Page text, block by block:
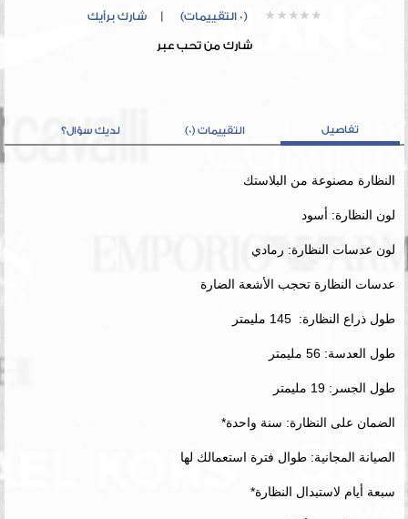
(0 التقييمات) |شارك برأيك
شارك من تحب عبر
تفاصيل التقييمات (0) لديك سؤال؟
النظارة مصنوعة من البلاستك
لون النظارة: أسود
لون عدسات النظارة: رمادي
عدسات النظارة تحجب الأشعة الضارة
طول ذراع النظارة: 145 مليمتر
طول العدسة: 56 مليمتر
طول الجسر: 19 مليمتر
الضمان على النظارة: سنة واحدة*
الصيانة المجانية: طوال فترة استعمالك لها
سبعة أيام لاستبدال النظارة*